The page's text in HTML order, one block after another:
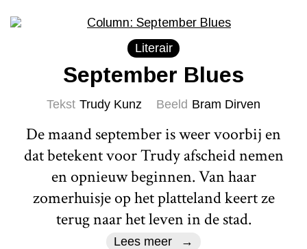
Literair
September Blues
Tekst Trudy Kunz Beeld Bram Dirven
De maand september is weer voorbij en
dat betekent voor Trudy afscheid nemen
en opnieuw beginnen. Van haar
zomerhuisje op het platteland keert ze
terug naar het leven in de stad.
Lees meer